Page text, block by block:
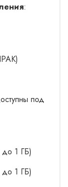
:
под
1 ГБ)
1 ГБ)